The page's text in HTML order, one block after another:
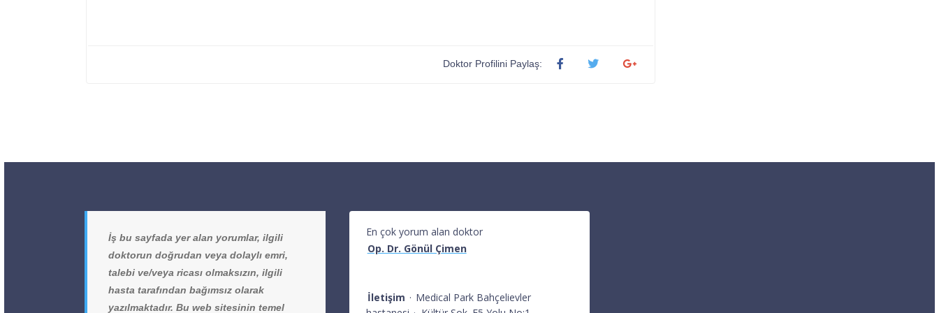
Doktor Profilini Paylaş:
İş bu sayfada yer alan yorumlar, ilgili
doktorun doğrudan veya dolaylı emri,
talebi ve/veya ricası olmaksızın, ilgili
hasta tarafından bağımsız olarak
yazılmaktadır. Bu web sitesinin temel
En çok yorum alan doktor
Op. Dr. Gönül Çimen
İletişim · Medical Park Bahçelievler